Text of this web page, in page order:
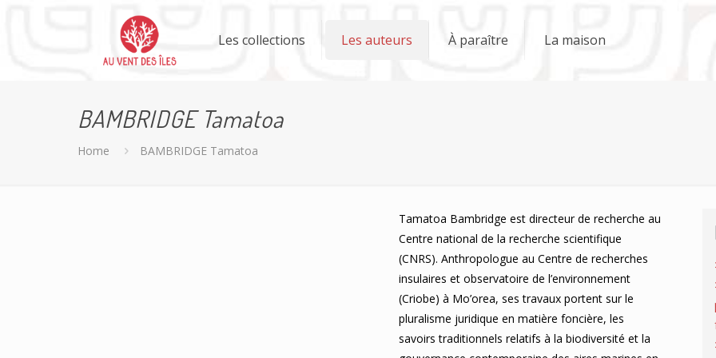
Les collections Les auteurs À paraître La maison
BAMBRIDGE Tamatoa
Home BAMBRIDGE Tamatoa
Tamatoa Bambridge est directeur de recherche au
Centre national de la recherche scientifique
(CNRS). Anthropologue au Centre de recherches
insulaires et observatoire de l’environnement
(Criobe) à Mo’orea, ses travaux portent sur le
pluralisme juridique en matière foncière, les
savoirs traditionnels relatifs à la biodiversité et la